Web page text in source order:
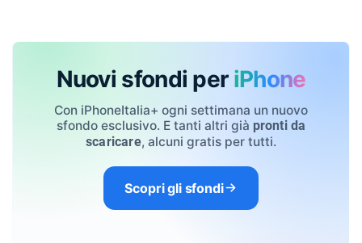
Nuovi sfondi per iPhone
Con iPhoneItalia+ ogni settimana un nuovo
sfondo esclusivo. E tanti altri già pronti da
scaricare, alcuni gratis per tutti.
Scopri gli sfondi